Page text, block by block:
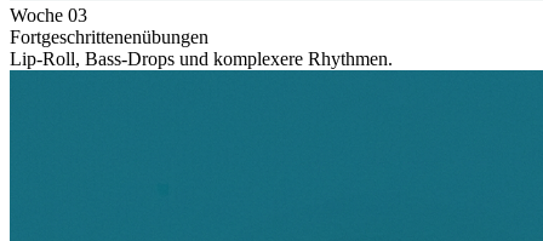
Woche 03
Fortgeschrittenenübungen
Lip-Roll, Bass-Drops und komplexere Rhythmen.